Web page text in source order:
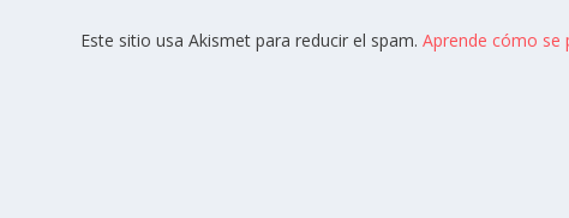
Este sitio usa Akismet para reducir el spam.Aprende cómo se